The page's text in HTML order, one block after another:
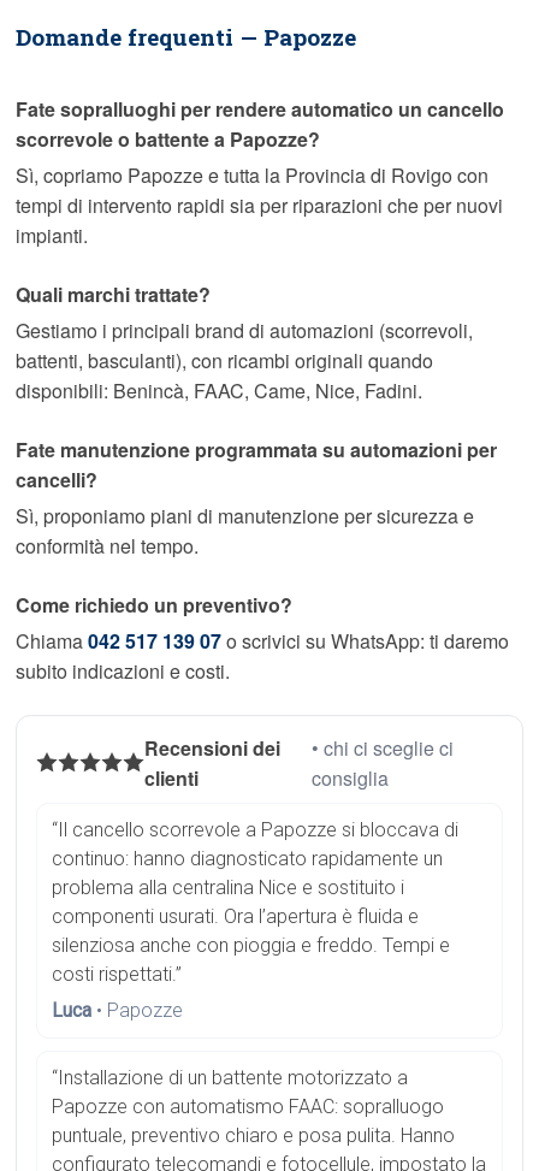
Domande frequenti — Papozze
Fate sopralluoghi per rendere automatico un cancello
scorrevole o battente a Papozze?
Sì, copriamo Papozze e tutta la Provincia di Rovigo con
tempi di intervento rapidi sia per riparazioni che per nuovi
impianti.
Quali marchi trattate?
Gestiamo i principali brand di automazioni (scorrevoli,
battenti, basculanti), con ricambi originali quando
disponibili: Benincà, FAAC, Came, Nice, Fadini.
Fate manutenzione programmata su automazioni per
cancelli?
Sì, proponiamo piani di manutenzione per sicurezza e
conformità nel tempo.
Come richiedo un preventivo?
Chiama042 517 139 07o scrivici su WhatsApp: ti daremo
subito indicazioni e costi.
Recensioni dei
clienti
• chi ci sceglie ci
consiglia
“Il cancello scorrevole a Papozze si bloccava di
continuo: hanno diagnosticato rapidamente un
problema alla centralina Nice e sostituito i
componenti usurati. Ora l’apertura è fluida e
silenziosa anche con pioggia e freddo. Tempi e
costi rispettati.”
Luca • Papozze
“Installazione di un battente motorizzato a
Papozze con automatismo FAAC: sopralluogo
puntuale, preventivo chiaro e posa pulita. Hanno
configurato telecomandi e fotocellule, impostato la